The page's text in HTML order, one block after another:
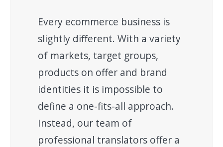
Every ecommerce business is
slightly different. With a variety
of markets, target groups,
products on offer and brand
identities it is impossible to
define a one-fits-all approach.
Instead, our team of
professional translators offer a